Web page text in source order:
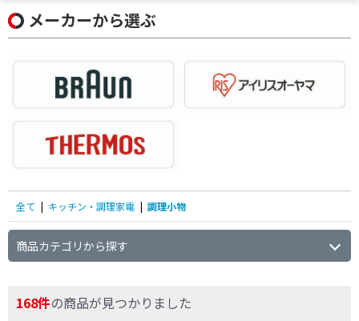
メーカーから選ぶ
全て | キッチン・調理家電 | 調理小物
商品カテゴリから探す
168件の商品が見つかりました